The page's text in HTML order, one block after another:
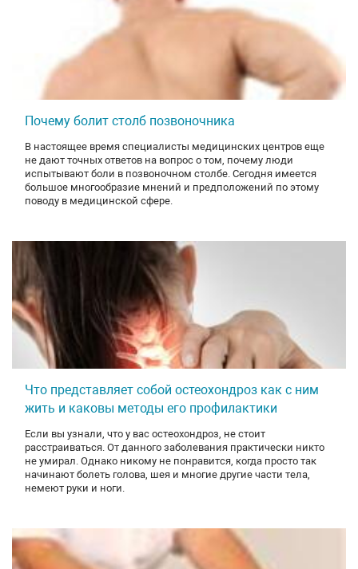
Почему болит столб позвоночника
В настоящее время специалисты медицинских центров еще
не дают точных ответов на вопрос о том, почему люди
испытывают боли в позвоночном столбе. Сегодня имеется
большое многообразие мнений и предположений по этому
поводу в медицинской сфере.
Что представляет собой остеохондроз как с ним
жить и каковы методы его профилактики
Если вы узнали, что у вас остеохондроз, не стоит
расстраиваться. От данного заболевания практически никто
не умирал. Однако никому не понравится, когда просто так
начинают болеть голова, шея и многие другие части тела,
немеют руки и ноги.